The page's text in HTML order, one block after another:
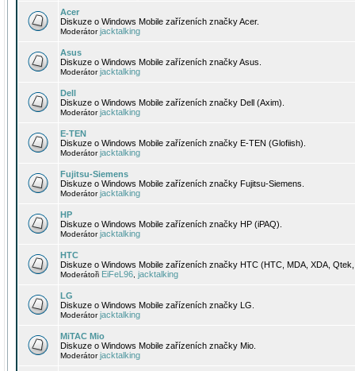
Acer
Diskuze o Windows Mobile zařízeních značky Acer.
Moderátorjacktalking
Asus
Diskuze o Windows Mobile zařízeních značky Asus.
Moderátorjacktalking
Dell
Diskuze o Windows Mobile zařízeních značky Dell (Axim).
Moderátorjacktalking
E-TEN
Diskuze o Windows Mobile zařízeních značky E-TEN (Glofiish).
Moderátorjacktalking
Fujitsu-Siemens
Diskuze o Windows Mobile zařízeních značky Fujitsu-Siemens.
Moderátorjacktalking
HP
Diskuze o Windows Mobile zařízeních značky HP (iPAQ).
Moderátorjacktalking
HTC
Diskuze o Windows Mobile zařízeních značky HTC (HTC, MDA, XDA,
Moderátoři EiFeL96 jacktalking
LG
Diskuze o Windows Mobile zařízeních značky LG.
Moderátorjacktalking
MiTAC Mio
Diskuze o Windows Mobile zařízeních značky Mio.
Moderátorjacktalking